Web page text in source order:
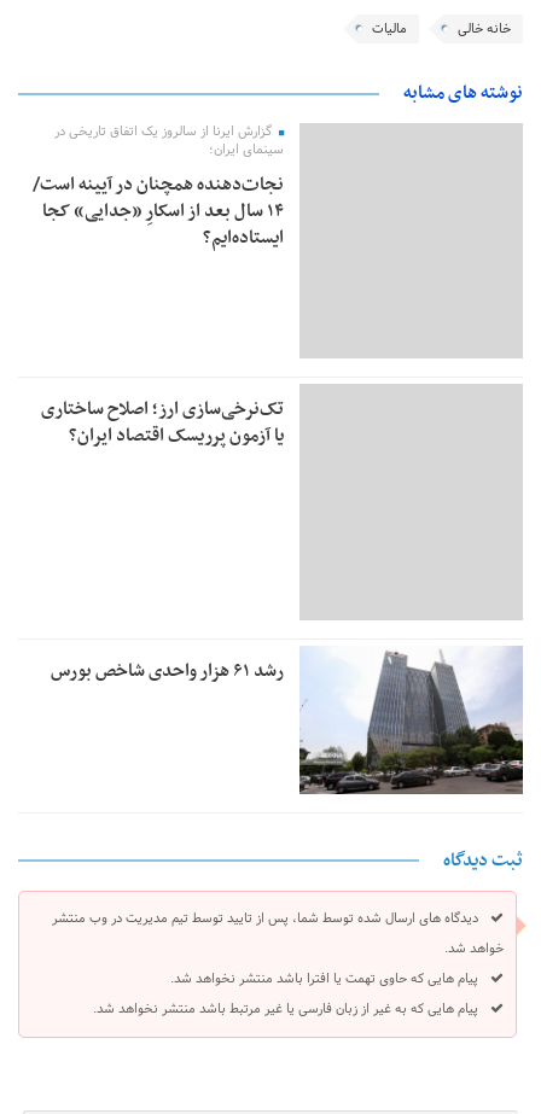
خانه خالی مالیات
نوشته های مشابه
گزارش ایرنا از سالروز یک اتفاق تاریخی در
سینمای ایران؛
نجات‌دهنده‌ همچنان در آیینه است/
۱۴ سال بعد از اسکارِ «جدایی» کجا
ایستاده‌ایم؟
تک‌نرخی‌سازی ارز؛ اصلاح ساختاری
یا آزمون پرریسک اقتصاد ایران؟
رشد ۶۱ هزار واحدی شاخص بورس
ثبت دیدگاه
دیدگاه های ارسال شده توسط شما، پس از تایید توسط تیم مدیریت در وب منتشر
خواهد شد.
پیام هایی که حاوی تهمت یا افترا باشد منتشر نخواهد شد.
پیام هایی که به غیر از زبان فارسی یا غیر مرتبط باشد منتشر نخواهد شد.